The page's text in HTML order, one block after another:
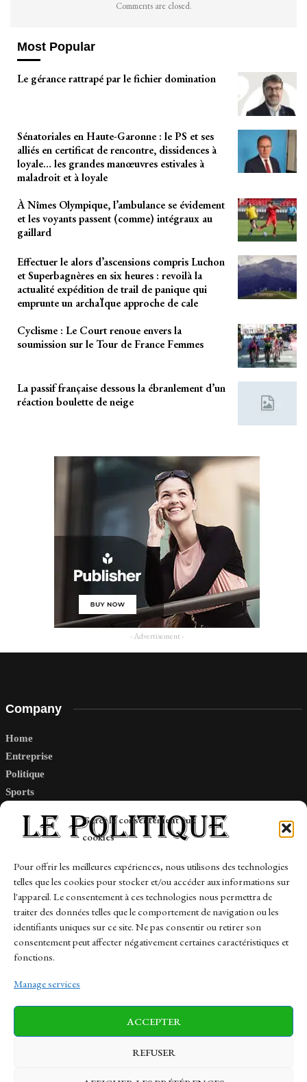
Gérer le consentement aux
cookies
Pour offrir les meilleures expériences, nous utilisons des technologies
telles que les cookies pour stocker et/ou accéder aux informations sur
l'appareil. Le consentement à ces technologies nous permettra de
traiter des données telles que le comportement de navigation ou les
identifiants uniques sur ce site. Ne pas consentir ou retirer son
consentement peut affecter négativement certaines caractéristiques et
fonctions.
Manage services
ACCEPTER
REFUSER
Comments are closed.
Most Popular
Le gérance rattrapé par le fichier domination
Sénatoriales en Haute-Garonne : le PS et ses
alliés en certificat de rencontre, dissidences à
loyale… les grandes manœuvres estivales à
maladroit et à loyale
À Nîmes Olympique, l’ambulance se évidement
et les voyants passent (comme) intégraux au
gaillard
Effectuer le alors d’ascensions compris Luchon
et Superbagnères en six heures : revoilà la
actualité expédition de trail de panique qui
emprunte un archaÏque approche de cale
Cyclisme : Le Court renoue envers la
soumission sur le Tour de France Femmes
La passif française dessous la ébranlement d’un
réaction boulette de neige
- Advertisement -
Company
Home
Entreprise
Politique
Sports
Links
Contact
Sitemap
News Finance-Marches Politics
Business Tech Health Sports Travel